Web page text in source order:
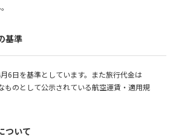
基準
6日を基準としています。また旅行代金は
ものとして公示されている航空運賃・適用規
ついて